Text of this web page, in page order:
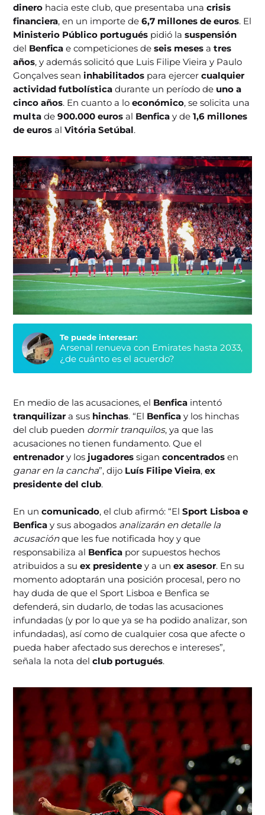
dinero hacia este club, que presentaba unacrisis
financiera, en un importe de6,7 millones de euros. El
Ministerio Público portugués pidió lasuspensión
del Benficae competiciones deseis mesesatres
años, y además solicitó que Luis Filipe Vieira y Paulo
Gonçalves seaninhabilitados para ejercercualquier
actividad futbolísticadurante un período de uno a
cinco años. En cuanto a loeconómico, se solicita una
multade900.000 eurosal Benficay de1,6 millones
de eurosalVitória Setúbal.
Te puede interesar:
Arsenal renueva con Emirates hasta 2033,
¿de cuánto es el acuerdo?
En medio de las acusaciones, el Benfica intentó
tranquilizara sus hinchas. “El Benficay los hinchas
del club pueden dormir tranquilos, ya que las
acusaciones no tienen fundamento. Que el
entrenadory los jugadoressiganconcentradosen
ganar en la cancha”, dijo Luís Filipe Vieira,ex
presidente del club.
En uncomunicado, el club afirmó: “ElSport Lisboa e
Benficay sus abogados analizarán en detalle la
acusaciónque les fue notificada hoy y que
responsabiliza al Benfica por supuestos hechos
atribuidos a suex presidentey a unex asesor. En su
momento adoptarán una posición procesal, pero no
hay duda de que el Sport Lisboa e Benfica se
defenderá, sin dudarlo, de todas las acusaciones
infundadas (y por lo que ya se ha podido analizar, son
infundadas), así como de cualquier cosa que afecte o
pueda haber afectado sus derechos e intereses”,
señala la nota delclub portugués.